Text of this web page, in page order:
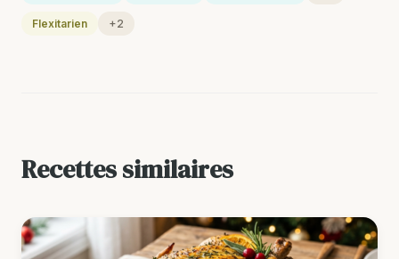
Flexitarien +2
Recettes similaires